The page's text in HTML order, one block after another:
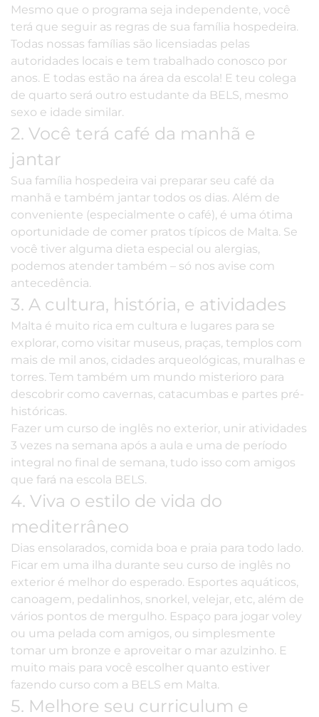
Mesmo que o programa seja independente, você
terá que seguir as regras de sua família hospedeira.
Todas nossas famílias são licensiadas pelas
autoridades locais e tem trabalhado conosco por
anos. E todas estão na área da escola! E teu colega
de quarto será outro estudante da BELS, mesmo
sexo e idade similar.
2. Você terá café da manhã e
jantar
Sua família hospedeira vai preparar seu café da
manhã e também jantar todos os dias. Além de
conveniente (especialmente o café), é uma ótima
oportunidade de comer pratos típicos de Malta. Se
você tiver alguma dieta especial ou alergias,
podemos atender também – só nos avise com
antecedência.
3. A cultura, história, e atividades
Malta é muito rica em cultura e lugares para se
explorar, como visitar museus, praças, templos com
mais de mil anos, cidades arqueológicas, muralhas e
torres. Tem também um mundo misterioro para
descobrir como cavernas, catacumbas e partes pré-
históricas.
Fazer um curso de inglês no exterior, unir atividades
3 vezes na semana após a aula e uma de período
integral no final de semana, tudo isso com amigos
que fará na escola BELS.
4. Viva o estilo de vida do
mediterrâneo
Dias ensolarados, comida boa e praia para todo lado.
Ficar em uma ilha durante seu curso de inglês no
exterior é melhor do esperado. Esportes aquáticos,
canoagem, pedalinhos, snorkel, velejar, etc, além de
vários pontos de mergulho. Espaço para jogar voley
ou uma pelada com amigos, ou simplesmente
tomar um bronze e aproveitar o mar azulzinho. E
muito mais para você escolher quanto estiver
fazendo curso com a BELS em Malta.
5. Melhore seu curriculum e